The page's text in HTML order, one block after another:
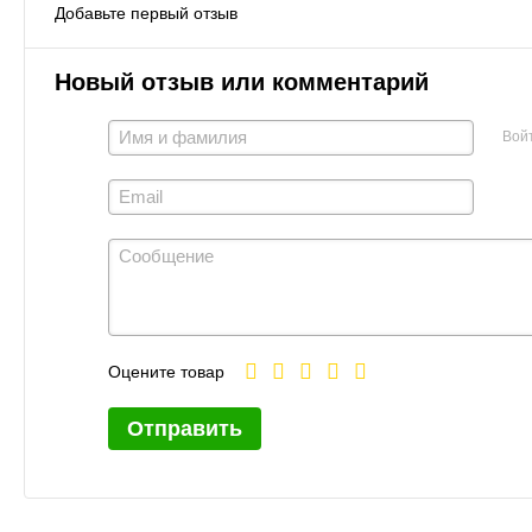
Добавьте первый отзыв
Новый отзыв или комментарий
Оцените товар
Отправить